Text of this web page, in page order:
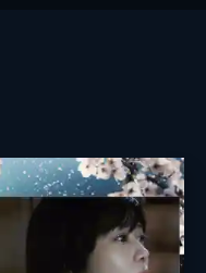
麻生久美子
黒木華
諸星すみれ